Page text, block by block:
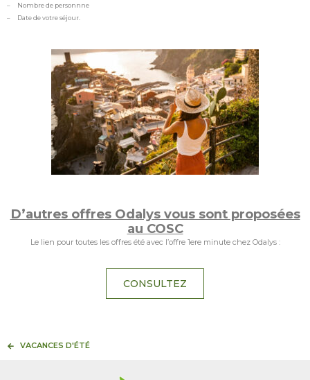
– Nombre de personnne
– Date de votre séjour.
D’autres offres Odalys vous sont proposées
au COSC
Le lien pour toutes les offres été avec l’offre 1ere minute chez Odalys :
CONSULTEZ
VACANCES D'ÉTÉ